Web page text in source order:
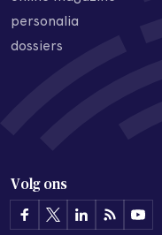
personalia
dossiers
Volg ons